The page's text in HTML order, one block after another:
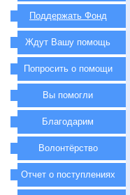
Поддержать Фонд
Ждут Вашу помощь
Попросить о помощи
Вы помогли
Благодарим
Волонтёрство
Отчет о поступлениях